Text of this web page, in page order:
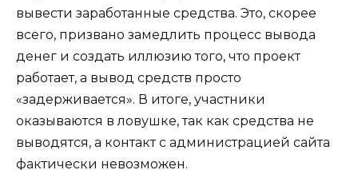
вывести заработанные средства. Это, скорее
всего, призвано замедлить процесс вывода
денег и создать иллюзию того, что проект
работает, а вывод средств просто
«задерживается». В итоге, участники
оказываются в ловушке, так как средства не
выводятся, а контакт с администрацией сайта
фактически невозможен.